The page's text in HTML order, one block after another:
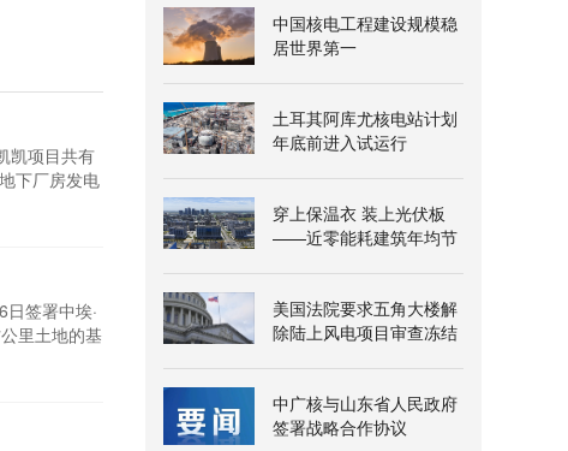
凯项目共有
下厂房发电
艺要求最
动态优化
签署中埃·
里土地的基
协议签署
，埃及正
中国核电工程建设规模稳
居世界第一
土耳其阿库尤核电站计划
年底前进入试运行
穿上保温衣 装上光伏板
——近零能耗建筑年均节
美国法院要求五角大楼解
除陆上风电项目审查冻结
中广核与山东省人民政府
签署战略合作协议